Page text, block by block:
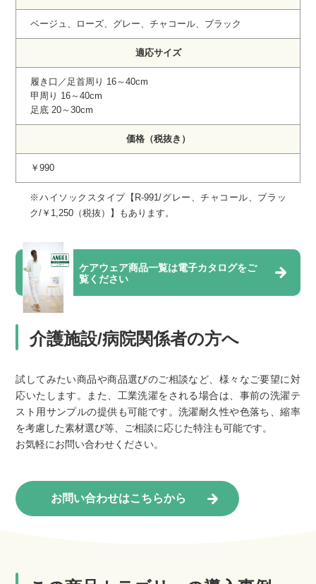
ベージュ、ローズ、グレー、チャコール、ブラック
適応サイズ
履き口／足首周り 16～40cm
甲周り 16～40cm
足底 20～30cm
価格（税抜き）
￥990
※ハイソックスタイプ【R-991/グレー、チャコール、ブラッ
ク/￥1,250（税抜）】もあります。
ケアウェア商品一覧は電子カタログをご
覧ください
介護施設/病院関係者の方へ
試してみたい商品や商品選びのご相談など、様々なご要望に対
応いたします。また、工業洗濯をされる場合は、事前の洗濯テ
スト用サンプルの提供も可能です。洗濯耐久性や色落ち、縮率
を考慮した素材選び等、ご相談に応じた特注も可能です。
お気軽にお問い合わせください。
お問い合わせはこちらから